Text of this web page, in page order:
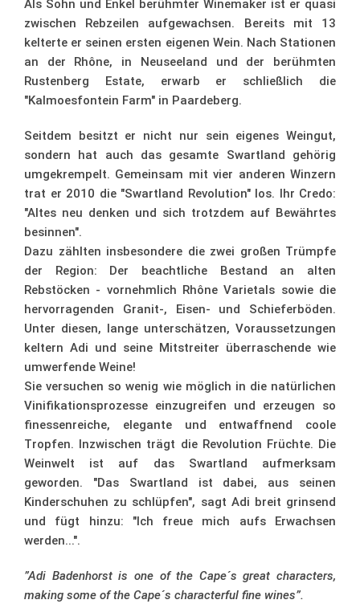
Als Sohn und Enkel berühmter Winemaker ist er quasi
zwischen Rebzeilen aufgewachsen. Bereits mit 13
kelterte er seinen ersten eigenen Wein. Nach Stationen
an der Rhône, in Neuseeland und der berühmten
Rustenberg Estate, erwarb er schließlich die
"Kalmoesfontein Farm" in Paardeberg.
Seitdem besitzt er nicht nur sein eigenes Weingut,
sondern hat auch das gesamte Swartland gehörig
umgekrempelt. Gemeinsam mit vier anderen Winzern
trat er 2010 die "Swartland Revolution" los. Ihr Credo:
"Altes neu denken und sich trotzdem auf Bewährtes
besinnen".
Dazu zählten insbesondere die zwei großen Trümpfe
der Region: Der beachtliche Bestand an alten
Rebstöcken - vornehmlich Rhône Varietals sowie die
hervorragenden Granit-, Eisen- und Schieferböden.
Unter diesen, lange unterschätzen, Voraussetzungen
keltern Adi und seine Mitstreiter überraschende wie
umwerfende Weine!
Sie versuchen so wenig wie möglich in die natürlichen
Vinifikationsprozesse einzugreifen und erzeugen so
finessenreiche, elegante und entwaffnend coole
Tropfen. Inzwischen trägt die Revolution Früchte. Die
Weinwelt ist auf das Swartland aufmerksam
geworden. "Das Swartland ist dabei, aus seinen
Kinderschuhen zu schlüpfen", sagt Adi breit grinsend
und fügt hinzu: "Ich freue mich aufs Erwachsen
werden...".
”Adi Badenhorst is one of the Cape´s great characters,
making some of the Cape´s characterful fine wines”.